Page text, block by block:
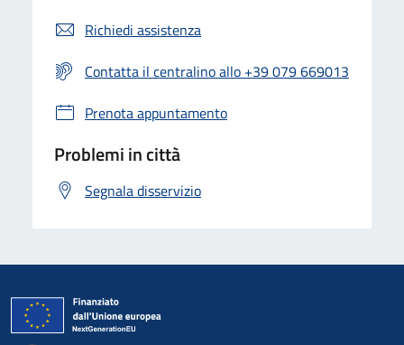
Richiedi assistenza
Contatta il centralino allo +39 079 669013
Prenota appuntamento
Problemi in città
Segnala disservizio